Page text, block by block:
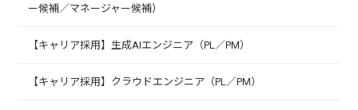
ー候補／マネージャー候補）
【キャリア採用】生成AIエンジニア（PL／PM）
【キャリア採用】クラウドエンジニア（PL／PM）